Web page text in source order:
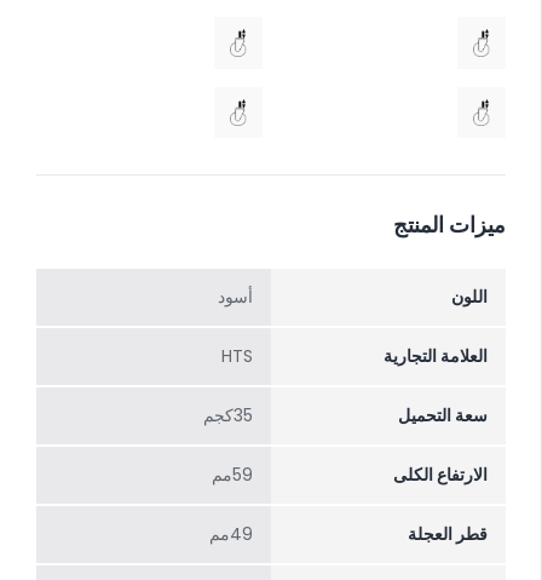
ميزات المنتج
اللون أسود
العلامة التجارية HTS
سعة التحميل 35كجم
الارتفاع الکلی 59مم
قطر العجلة 49مم